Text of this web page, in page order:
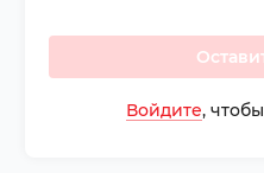
Войдите,